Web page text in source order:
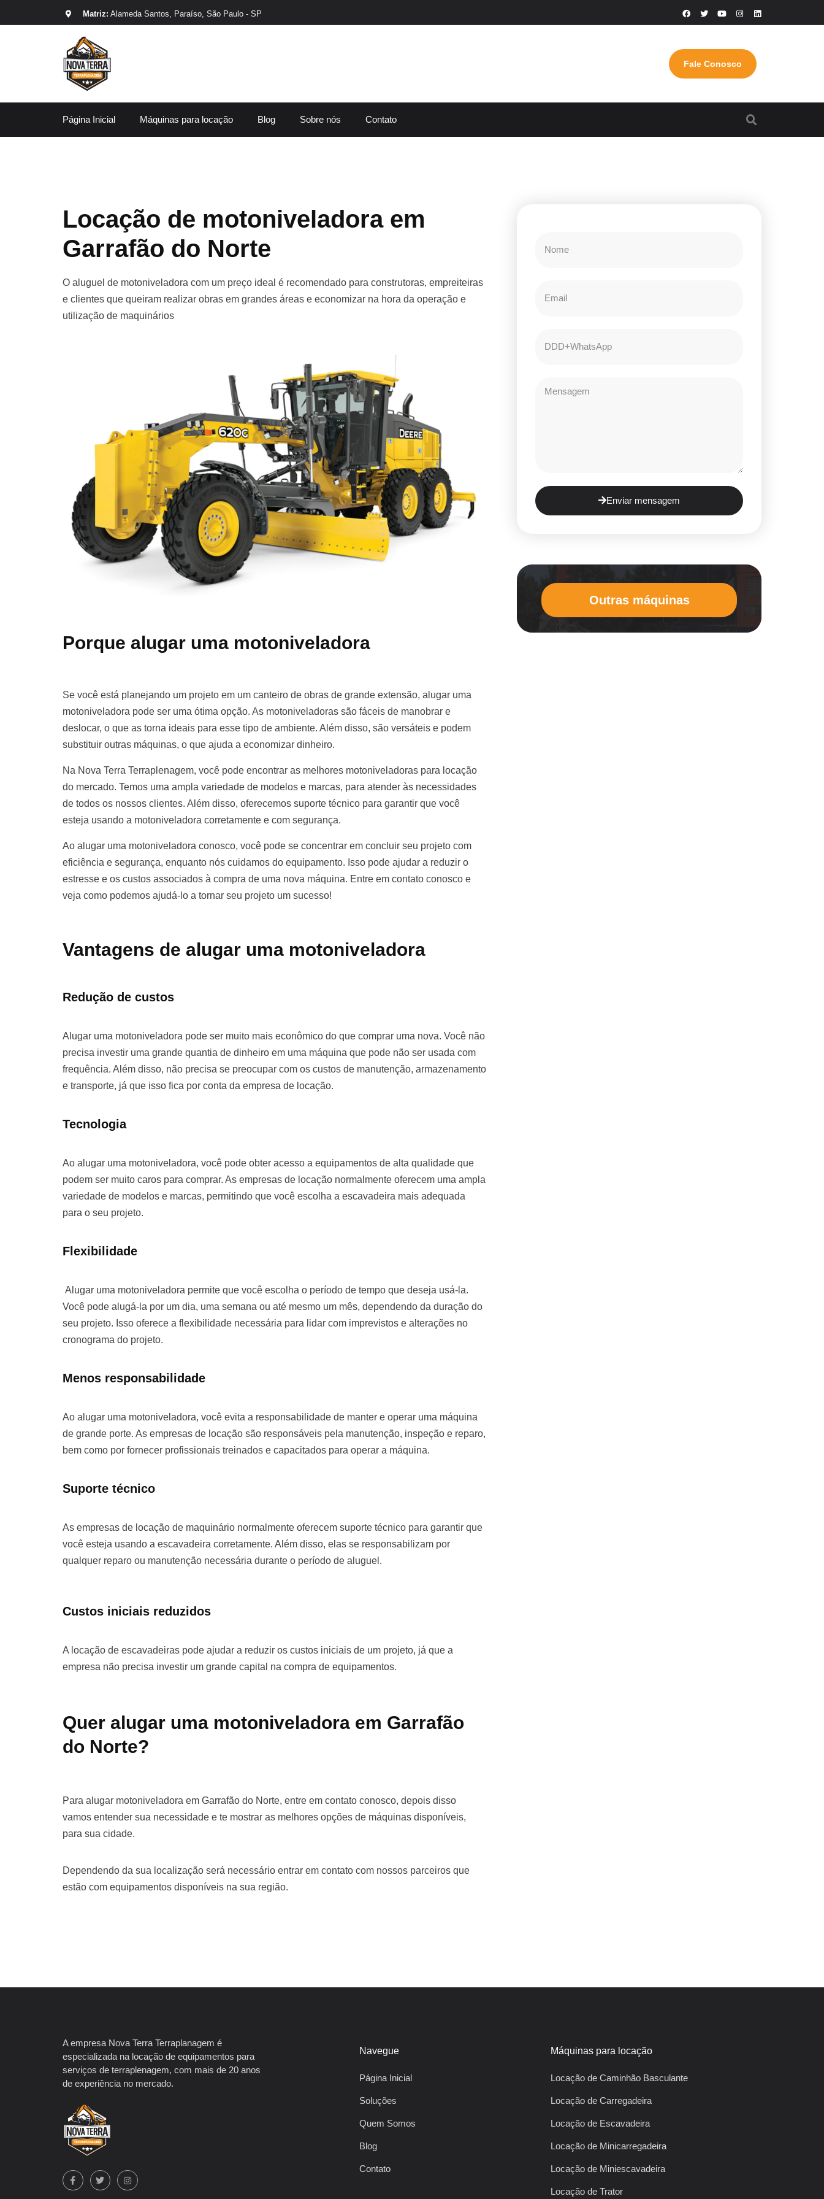
Matriz: Alameda Santos, Paraíso, São Paulo - SP
Fale Conosco
Página Inicial Máquinas para locação Blog Sobre nós Contato
Locação de motoniveladora em
Garrafão do Norte
O aluguel de motoniveladora com um preço ideal é recomendado para construtoras, empreiteiras
e clientes que queiram realizar obras em grandes áreas e economizar na hora da operação e
utilização de maquinários
Porque alugar uma motoniveladora
Se você está planejando um projeto em um canteiro de obras de grande extensão, alugar uma
motoniveladora pode ser uma ótima opção. As motoniveladoras são fáceis de manobrar e
deslocar, o que as torna ideais para esse tipo de ambiente. Além disso, são versáteis e podem
substituir outras máquinas, o que ajuda a economizar dinheiro.
Na Nova Terra Terraplenagem, você pode encontrar as melhores motoniveladoras para locação
do mercado. Temos uma ampla variedade de modelos e marcas, para atender às necessidades
de todos os nossos clientes. Além disso, oferecemos suporte técnico para garantir que você
esteja usando a motoniveladora corretamente e com segurança.
Ao alugar uma motoniveladora conosco, você pode se concentrar em concluir seu projeto com
eficiência e segurança, enquanto nós cuidamos do equipamento. Isso pode ajudar a reduzir o
estresse e os custos associados à compra de uma nova máquina. Entre em contato conosco e
veja como podemos ajudá-lo a tornar seu projeto um sucesso!
Vantagens de alugar uma motoniveladora
Redução de custos
Alugar uma motoniveladora pode ser muito mais econômico do que comprar uma nova. Você não
precisa investir uma grande quantia de dinheiro em uma máquina que pode não ser usada com
frequência. Além disso, não precisa se preocupar com os custos de manutenção, armazenamento
e transporte, já que isso fica por conta da empresa de locação.
Tecnologia
Ao alugar uma motoniveladora, você pode obter acesso a equipamentos de alta qualidade que
podem ser muito caros para comprar. As empresas de locação normalmente oferecem uma ampla
variedade de modelos e marcas, permitindo que você escolha a escavadeira mais adequada
para o seu projeto.
Flexibilidade
Alugar uma motoniveladora permite que você escolha o período de tempo que deseja usá-la.
Você pode alugá-la por um dia, uma semana ou até mesmo um mês, dependendo da duração do
seu projeto. Isso oferece a flexibilidade necessária para lidar com imprevistos e alterações no
cronograma do projeto.
Menos responsabilidade
Ao alugar uma motoniveladora, você evita a responsabilidade de manter e operar uma máquina
de grande porte. As empresas de locação são responsáveis pela manutenção, inspeção e reparo,
bem como por fornecer profissionais treinados e capacitados para operar a máquina.
Suporte técnico
As empresas de locação de maquinário normalmente oferecem suporte técnico para garantir que
você esteja usando a escavadeira corretamente. Além disso, elas se responsabilizam por
qualquer reparo ou manutenção necessária durante o período de aluguel.
Custos iniciais reduzidos
A locação de escavadeiras pode ajudar a reduzir os custos iniciais de um projeto, já que a
empresa não precisa investir um grande capital na compra de equipamentos.
Quer alugar uma motoniveladora em Garrafão
do Norte?
Para alugar motoniveladora em Garrafão do Norte, entre em contato conosco, depois disso
vamos entender sua necessidade e te mostrar as melhores opções de máquinas disponíveis,
para sua cidade.
Dependendo da sua localização será necessário entrar em contato com nossos parceiros que
estão com equipamentos disponíveis na sua região.
Enviar mensagem
Outras máquinas
A empresa Nova Terra Terraplanagem é
especializada na locação de equipamentos para
serviços de terraplenagem, com mais de 20 anos
de experiência no mercado.
Navegue
Página Inicial
Soluções
Quem Somos
Blog
Contato
Máquinas para locação
Locação de Caminhão Basculante
Locação de Carregadeira
Locação de Escavadeira
Locação de Minicarregadeira
Locação de Miniescavadeira
Locação de Trator